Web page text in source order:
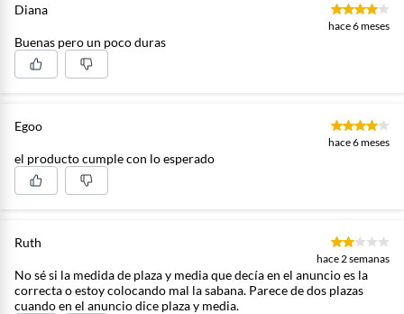
Diana
hace 6 meses
Buenas pero un poco duras
Egoo
hace 6 meses
el producto cumple con lo esperado
Ruth
hace 2 semanas
No sé si la medida de plaza y media que decía en el anuncio es la
correcta o estoy colocando mal la sabana. Parece de dos plazas
cuando en el anuncio dice plaza y media.